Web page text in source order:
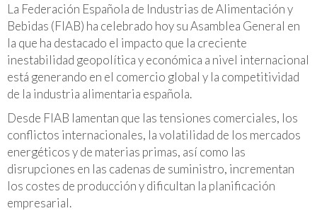
La Federación Española de Industrias de Alimentación y
Bebidas (FIAB) ha celebrado hoy su Asamblea General en
la que ha destacado el impacto que la creciente
inestabilidad geopolítica y económica a nivel internacional
está generando en el comercio global y la competitividad
de la industria alimentaria española.
Desde FIAB lamentan que las tensiones comerciales, los
conflictos internacionales, la volatilidad de los mercados
energéticos y de materias primas, así como las
disrupciones en las cadenas de suministro, incrementan
los costes de producción y dificultan la planificación
empresarial.